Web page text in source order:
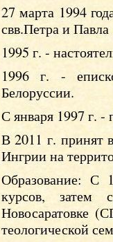
27 марта 1994
свв.Петра и
1995 г. -
1996 г. -
Белоруссии.
С января 1997 г.
В 2011 г. принят
Ингрии на
Образование: С
курсов, затем
Новосаратовке
теологической